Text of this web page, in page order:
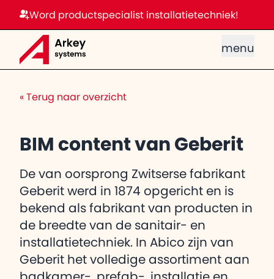
Word productspecialist installatietechniek!
menu
« Terug naar overzicht
BIM content van Geberit
De van oorsprong Zwitserse fabrikant
Geberit werd in 1874 opgericht en is
bekend als fabrikant van producten in
de breedte van de sanitair- en
installatietechniek. In Abico zijn van
Geberit het volledige assortiment aan
badkamer-, prefab-, installatie en